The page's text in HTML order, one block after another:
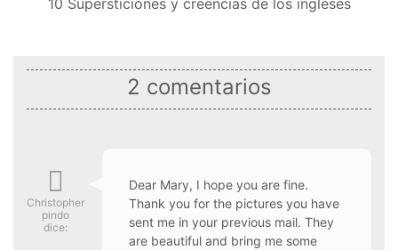
10 Supersticiones y creencias de los ingleses
2 comentarios
Christopher
pindo
dice:
Dear Mary, I hope you are fine.
Thank you for the pictures you have
sent me in your previous mail. They
are beautiful and bring me some